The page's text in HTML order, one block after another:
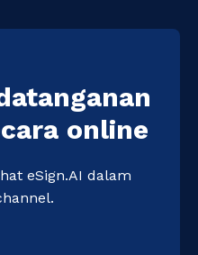
online
eSign.AI dalam